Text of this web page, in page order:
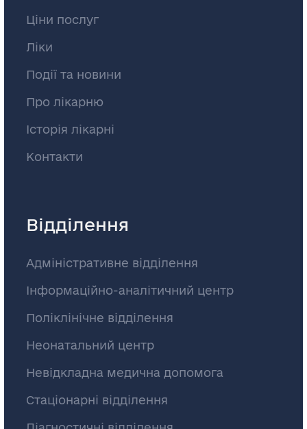
Ціни послуг
Ліки
Події та новини
Про лікарню
Історія лікарні
Контакти
Відділення
Адміністративне відділення
Інформаційно-аналітичний центр
Поліклінічне відділення
Неонатальний центр
Невідкладна медична допомога
Стаціонарні відділення